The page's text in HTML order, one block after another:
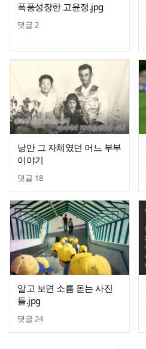
폭풍성장한 고윤정.jpg
댓글 2
낭만 그 자체였던 어느 부부
이야기
댓글 18
알고 보면 소름 돋는 사진
들.jpg
댓글 24